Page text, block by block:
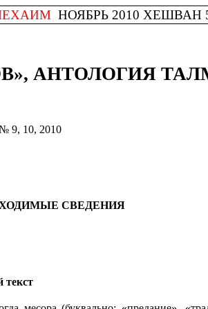
НОЯБРЬ 2010 ХЕШВАН
АНТОЛОГИЯ
9, 10, 2010
СВЕДЕНИЯ
текст